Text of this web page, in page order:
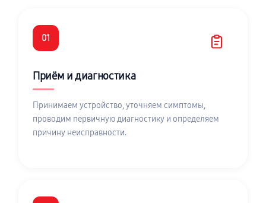
01
Приём и диагностика
Принимаем устройство, уточняем симптомы,
проводим первичную диагностику и определяем
причину неисправности.